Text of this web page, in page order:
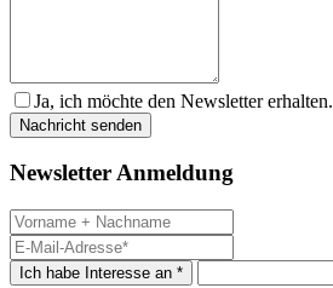
Ja, ich möchte den Newsletter erhalten.
Newsletter Anmeldung
Ich habe Interesse an *